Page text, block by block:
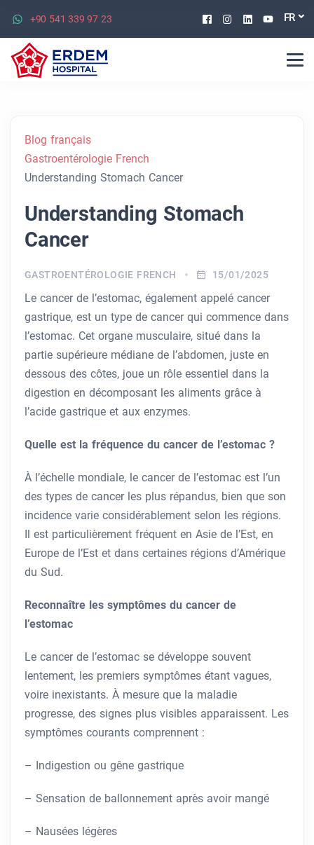
+90 541 339 97 23 Facebook
Instagram
Linkedin
FR
Blog français
Gastroentérologie French
Understanding Stomach Cancer
Understanding Stomach
Cancer
GASTROENTÉROLOGIE FRENCH 15/01/2025
Le cancer de l’estomac, également appelé cancer
gastrique, est un type de cancer qui commence dans
l’estomac. Cet organe musculaire, situé dans la
partie supérieure médiane de l’abdomen, juste en
dessous des côtes, joue un rôle essentiel dans la
digestion en décomposant les aliments grâce à
l’acide gastrique et aux enzymes.
Quelle est la fréquence du cancer de l’estomac ?
À l’échelle mondiale, le cancer de l’estomac est l’un
des types de cancer les plus répandus, bien que son
incidence varie considérablement selon les régions.
Il est particulièrement fréquent en Asie de l’Est, en
Europe de l’Est et dans certaines régions d’Amérique
du Sud.
Reconnaître les symptômes du cancer de
l’estomac
Le cancer de l’estomac se développe souvent
lentement, les premiers symptômes étant vagues,
voire inexistants. À mesure que la maladie
progresse, des signes plus visibles apparaissent. Les
symptômes courants comprennent :
– Indigestion ou gêne gastrique
– Sensation de ballonnement après avoir mangé
– Nausées légères